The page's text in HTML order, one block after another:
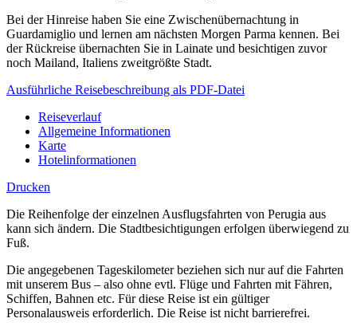
Bei der Hinreise haben Sie eine Zwischenübernachtung in
Guardamiglio und lernen am nächsten Morgen Parma kennen. Bei
der Rückreise übernachten Sie in Lainate und besichtigen zuvor
noch Mailand, Italiens zweitgrößte Stadt.
Ausführliche Reisebeschreibung als PDF-Datei
Reiseverlauf
Allgemeine Informationen
Karte
Hotelinformationen
Drucken
Die Reihenfolge der einzelnen Ausflugsfahrten von Perugia aus
kann sich ändern. Die Stadtbesichtigungen erfolgen überwiegend zu
Fuß.
Die angegebenen Tageskilometer beziehen sich nur auf die Fahrten
mit unserem Bus – also ohne evtl. Flüge und Fahrten mit Fähren,
Schiffen, Bahnen etc. Für diese Reise ist ein gültiger
Personalausweis erforderlich. Die Reise ist nicht barrierefrei.